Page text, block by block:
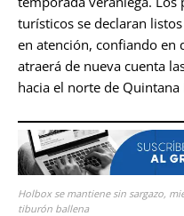
turísticos se declaran
en atención, confiando en
atraerá de nueva cuenta
hacia el norte de Quintana
Holbox se mantiene sin sargazo,
tiburón ballena